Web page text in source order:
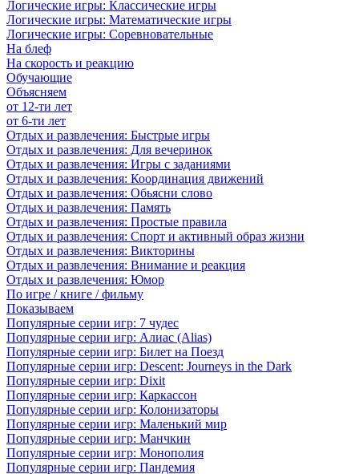
Логические игры: Классические игры
Логические игры: Математические игры
Логические игры: Соревновательные
На блеф
На скорость и реакцию
Обучающие
Объясняем
от 12-ти лет
от 6-ти лет
Отдых и развлечения: Быстрые игры
Отдых и развлечения: Для вечеринок
Отдых и развлечения: Игры с заданиями
Отдых и развлечения: Координация движений
Отдых и развлечения: Обьясни слово
Отдых и развлечения: Память
Отдых и развлечения: Простые правила
Отдых и развлечения: Спорт и активный образ жизни
Отдых и развлечения: Викторины
Отдых и развлечения: Внимание и реакция
Отдых и развлечения: Юмор
По игре / книге / фильму
Показываем
Популярные серии игр: 7 чудес
Популярные серии игр: Алиас (Alias)
Популярные серии игр: Билет на Поезд
Популярные серии игр: Descent: Journeys in the Dark
Популярные серии игр: Dixit
Популярные серии игр: Каркассон
Популярные серии игр: Колонизаторы
Популярные серии игр: Маленький мир
Популярные серии игр: Манчкин
Популярные серии игр: Монополия
Популярные серии игр: Пандемия